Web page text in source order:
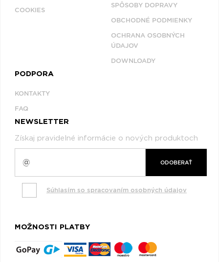
COOKIES
SPÔSOBY DOPRAVY
OBCHODNÉ PODMIENKY
OCHRANA OSOBNÝCH
ÚDAJOV
DOWNLOADY
PODPORA
KONTAKTY
FAQ
NEWSLETTER
Získaj pravidelné informácie o nových produktoch
ODOBERAŤ
Súhlasím so spracovaním osobných údajov
MOŽNOSTI PLATBY